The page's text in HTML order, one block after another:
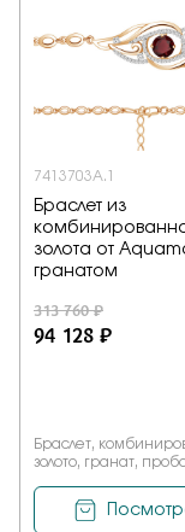
7413703А.1
Браслет из
золота от
гранатом
313 760 ₽
94 128 ₽
Браслет,
золото, гранат,
Заказать
Подтверждаю,
политики